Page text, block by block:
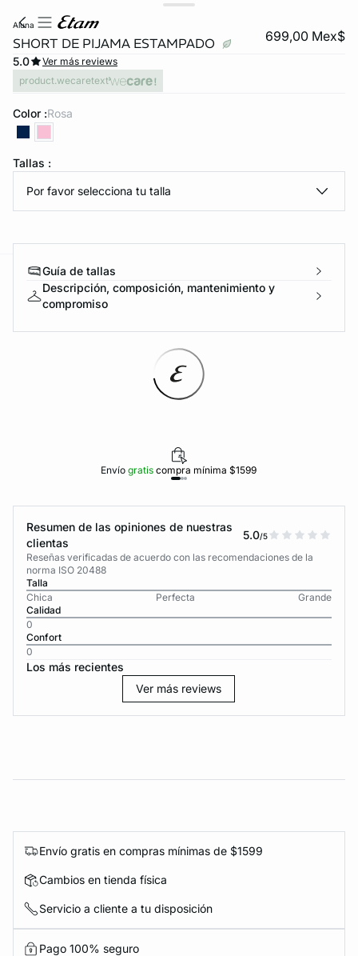
DE PANTIES
ahora
aluna
SHORT DE PIJAMA ESTAMPADO 699,00 Mex$
5.0
Ver más reviews
product.wecaretext
Color : rosa
Tallas :
Por favor selecciona tu talla
Guía de tallas
Descripción, composición, mantenimiento y
compromiso
Envíogratiscompra mínima $1599
Resumen de las opiniones de nuestras
clientas
5.0/5
Reseñas verificadas de acuerdo con las recomendaciones de la
norma ISO 20488
Talla
Chica
Perfecta
Grande
Calidad
0
Confort
0
Los más recientes
Ver más reviews
Envío gratis en compras mínimas de $1599
Cambios en tienda física
Servicio a cliente a tu disposición
Pago 100% seguro